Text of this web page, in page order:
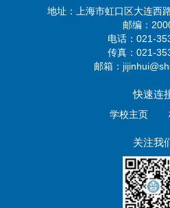
地址：上海市虹口区大连西
邮编：
电话：021-
传真：021-
邮箱：
快速连
学校主页
关注我